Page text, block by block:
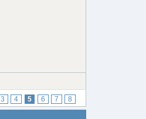
3 4 5 6 7 8